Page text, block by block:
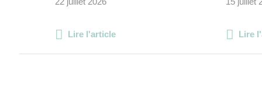
Lire l'article Lire